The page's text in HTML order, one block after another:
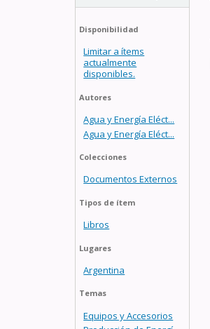
Disponibilidad
Limitar a ítems
actualmente
disponibles.
Autores
Agua y Energía Eléct...
Agua y Energía Eléct...
Colecciones
Documentos Externos
Tipos de ítem
Libros
Lugares
Argentina
Temas
Equipos y Accesorios